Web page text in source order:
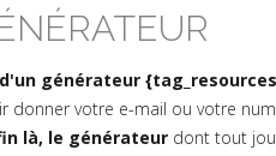
générateur
donner votre e-mail ou votre
là, le générateur dont tout